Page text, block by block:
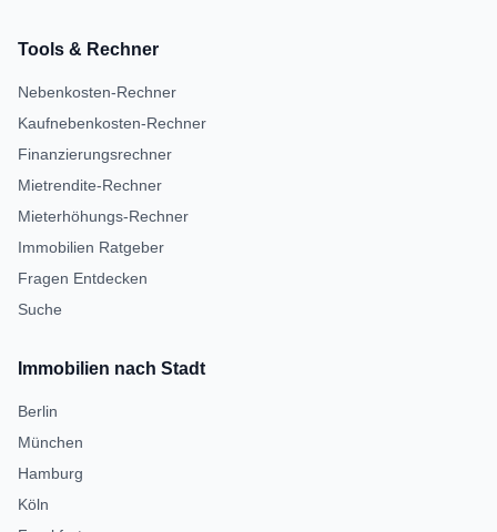
Tools & Rechner
Nebenkosten-Rechner
Kaufnebenkosten-Rechner
Finanzierungsrechner
Mietrendite-Rechner
Mieterhöhungs-Rechner
Immobilien Ratgeber
Fragen Entdecken
Suche
Immobilien nach Stadt
Berlin
München
Hamburg
Köln